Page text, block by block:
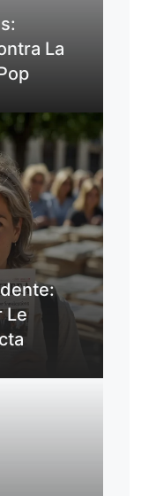
La
Le